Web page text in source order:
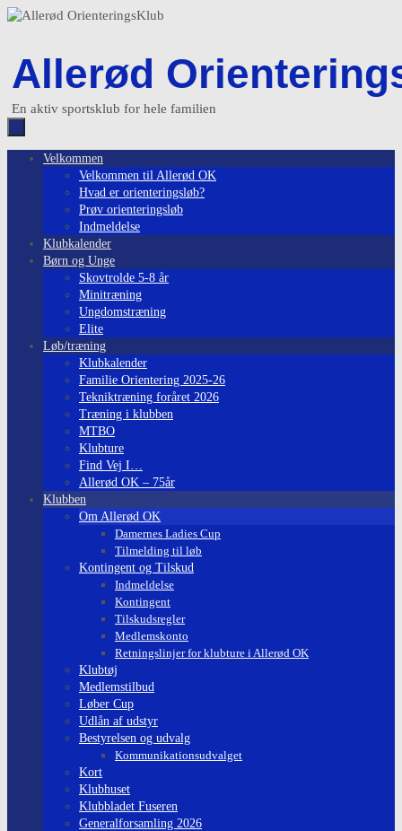
Skip
Allerød
En aktiv sportsklub for hele familien
Skip
Velkommen
Velkommen til Allerød OK
Hvad er orienteringsløb?
Prøv orienteringsløb
Indmeldelse
Klubkalender
Børn og Unge
Skovtrolde 5-8 år
Minitræning
Ungdomstræning
Elite
Løb/træning
Klubkalender
Familie Orientering 2025-26
Tekniktræning foråret 2026
Træning i klubben
MTBO
Klubture
Find Vej I…
Allerød OK – 75år
Klubben
Om Allerød OK
Damernes Ladies Cup
Tilmelding til løb
Kontingent og Tilskud
Indmeldelse
Kontingent
Tilskudsregler
Medlemskonto
Retningslinjer for klubture i Allerød OK
Klubtøj
Medlemstilbud
Løber Cup
Udlån af udstyr
Bestyrelsen og udvalg
Kommunikationsudvalget
Kort
Klubhuset
Klubbladet Fuseren
Generalforsamling 2026